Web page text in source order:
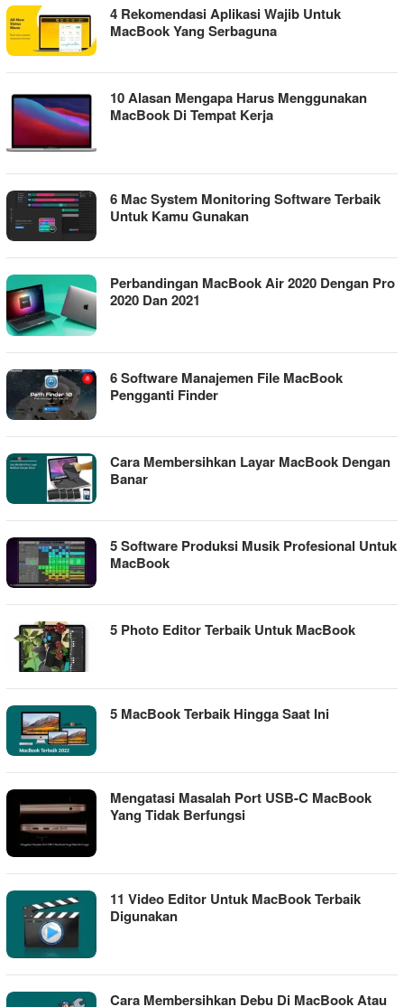
4 Rekomendasi Aplikasi Wajib Untuk
MacBook Yang Serbaguna
10 Alasan Mengapa Harus Menggunakan
MacBook Di Tempat Kerja
6 Mac System Monitoring Software Terbaik
Untuk Kamu Gunakan
Perbandingan MacBook Air 2020 Dengan Pro
2020 Dan 2021
6 Software Manajemen File MacBook
Pengganti Finder
Cara Membersihkan Layar MacBook Dengan
Banar
5 Software Produksi Musik Profesional Untuk
MacBook
5 Photo Editor Terbaik Untuk MacBook
5 MacBook Terbaik Hingga Saat Ini
Mengatasi Masalah Port USB-C MacBook
Yang Tidak Berfungsi
11 Video Editor Untuk MacBook Terbaik
Digunakan
Cara Membersihkan Debu Di MacBook Atau